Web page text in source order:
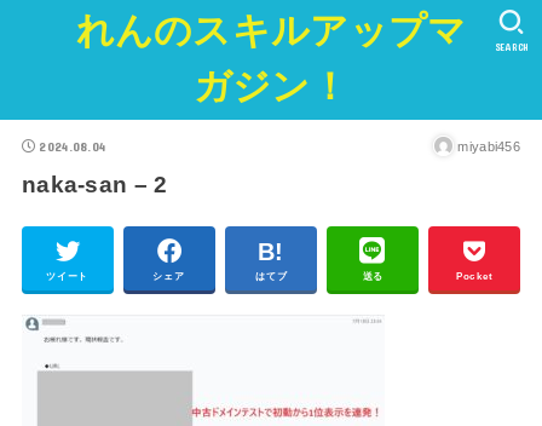
れんのスキルアップマ
ガジン！
SEARCH
2024.08.04 miyabi456
naka-san – 2
ツイート シェア はてブ 送る Pocket